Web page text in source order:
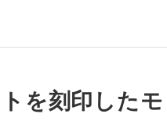
を刻印したモ